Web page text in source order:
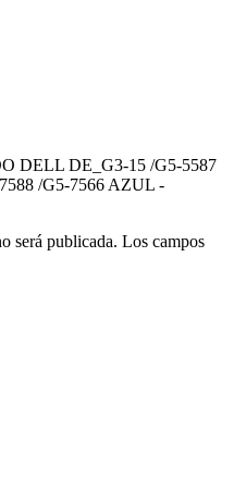
DELL DE_G3-15 /G5-5587
/G5-7566 AZUL -
será publicada. Los campos